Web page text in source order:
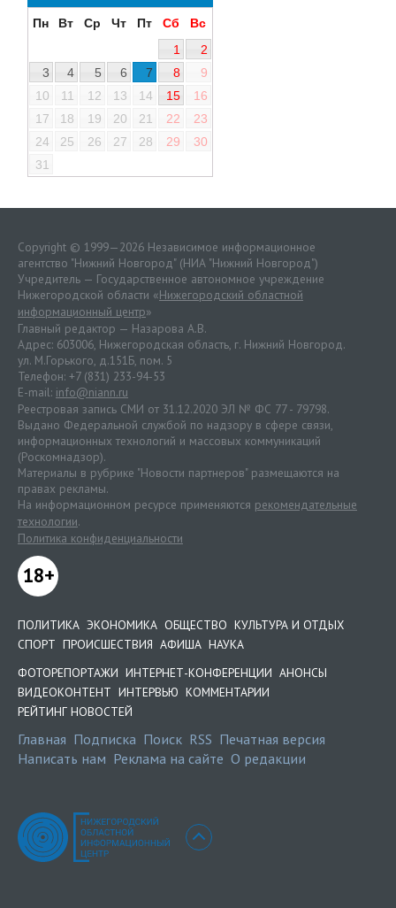
Пн Вт Ср Чт Пт Сб
Вс
1
2
3
4 5 6 7 8
9
10
11 12 13 14 15
16
17
18 19 20 21 22
23
24
25 26 27 28 29
30
31
Copyright © 1999—2026 Независимое информационное
агентство "Нижний Новгород" (НИА "Нижний Новгород")
Учредитель — Государственное автономное учреждение
Нижегородской области «Нижегородский областной
информационный центр»
Главный редактор — Назарова А.В.
Адрес: 603006, Нижегородская область, г. Нижний Новгород.
ул. М.Горького, д.151Б, пом. 5
Телефон: +7 (831) 233-94-53
E-mail: info@niann.ru
Реестровая запись СМИ от 31.12.2020 ЭЛ № ФС 77 - 79798.
Выдано Федеральной службой по надзору в сфере связи,
информационных технологий и массовых коммуникаций
(Роскомнадзор).
Материалы в рубрике "Новости партнеров" размещаются на
правах рекламы.
На информационном ресурсе применяются рекомендательные
технологии.
Политика конфиденциальности
18+
ПОЛИТИКА ЭКОНОМИКА ОБЩЕСТВО КУЛЬТУРА И ОТДЫХ
СПОРТ ПРОИСШЕСТВИЯ АФИША НАУКА
ФОТОРЕПОРТАЖИ ИНТЕРНЕТ-КОНФЕРЕНЦИИ АНОНСЫ
ВИДЕОКОНТЕНТ ИНТЕРВЬЮ КОММЕНТАРИИ
РЕЙТИНГ НОВОСТЕЙ
Главная Подписка Поиск RSS Печатная версия
Написать нам Реклама на сайте О редакции